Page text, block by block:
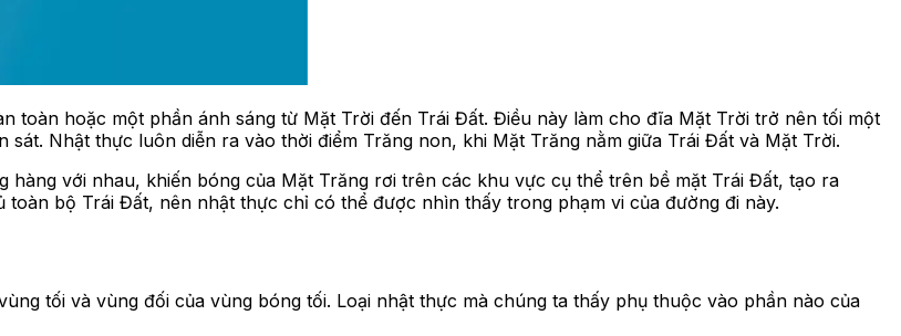
toàn hoặc một phần ánh sáng từ Mặt Trời đến Trái Đất. Điều này làm cho đĩa Mặt Trời trở nên tối một
Nhật thực luôn diễn ra vào thời điểm Trăng non, khi Mặt Trăng nằm giữa Trái Đất và Mặt Trời.
với nhau, khiến bóng của Mặt Trăng rơi trên các khu vực cụ thể trên bề mặt Trái Đất, tạo ra
bộ Trái Đất, nên nhật thực chỉ có thể được nhìn thấy trong phạm vi của đường đi này.
tối và vùng đối của vùng bóng tối. Loại nhật thực mà chúng ta thấy phụ thuộc vào phần nào của